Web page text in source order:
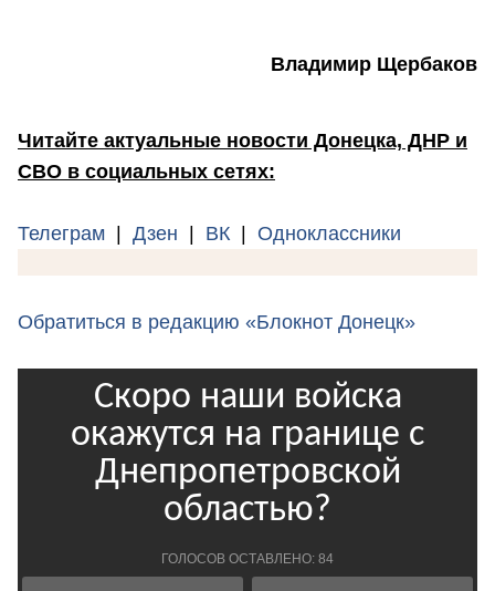
Владимир Щербаков
Читайте актуальные новости Донецка, ДНР и
СВО в социальных сетях:
Телеграм | Дзен | ВК | Одноклассники
Обратиться в редакцию «Блокнот Донецк»